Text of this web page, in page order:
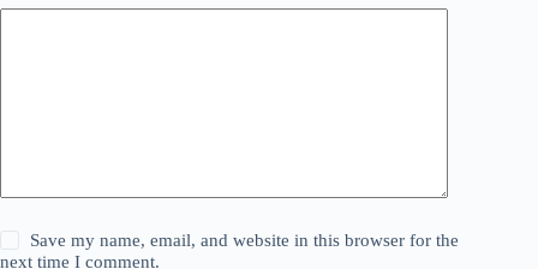
Save my name, email, and website in this browser for the
next time I comment.